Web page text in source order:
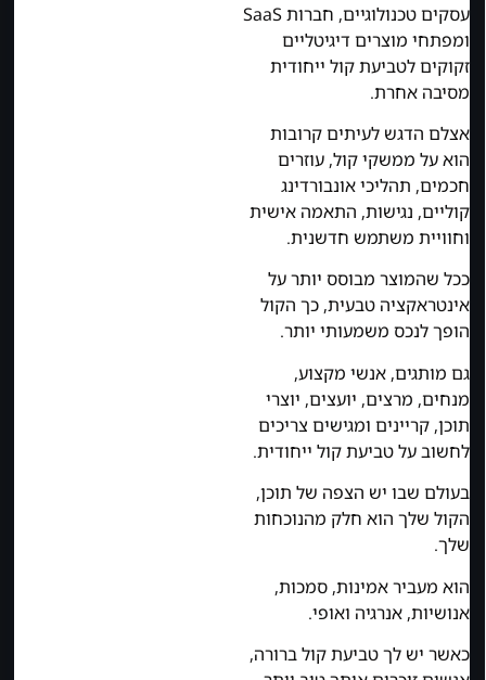
עסקים טכנולוגיים, חברות SaaS
ומפתחי מוצרים דיגיטליים
זקוקים לטביעת קול ייחודית
מסיבה אחרת.
אצלם הדגש לעיתים קרובות
הוא על ממשקי קול, עוזרים
חכמים, תהליכי אונבורדינג
קוליים, נגישות, התאמה אישית
וחוויית משתמש חדשנית.
ככל שהמוצר מבוסס יותר על
אינטראקציה טבעית, כך הקול
הופך לנכס משמעותי יותר.
גם מותגים, אנשי מקצוע,
מנחים, מרצים, יועצים, יוצרי
תוכן, קריינים ומגישים צריכים
לחשוב על טביעת קול ייחודית.
בעולם שבו יש הצפה של תוכן,
הקול שלך הוא חלק מהנוכחות
שלך.
הוא מעביר אמינות, סמכות,
אנושיות, אנרגיה ואופי.
כאשר יש לך טביעת קול ברורה,